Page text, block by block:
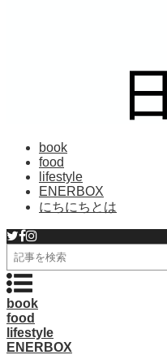
book
food
lifestyle
ENERBOX
にちにちとは
検
索
book
food
lifestyle
ENERBOX